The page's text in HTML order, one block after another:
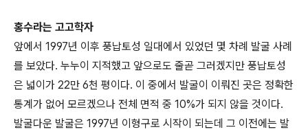
홍수라는 고고학자
앞에서 1997년 이후 풍납토성 일대에서 있었던 몇 차례 발굴 사례
를 보았다. 누누이 지적했고 앞으로도 줄곧 그러겠지만 풍납토성
은 넓이가 22만 6천 평이다. 이 중에서 발굴이 이뤄진 곳은 정확한
통계가 없어 모르겠으나 전체 면적 중 10%가 되지 않을 것이다.
발굴다운 발굴은 1997년 이형구로 시작이 되는데 그 이전에는 발